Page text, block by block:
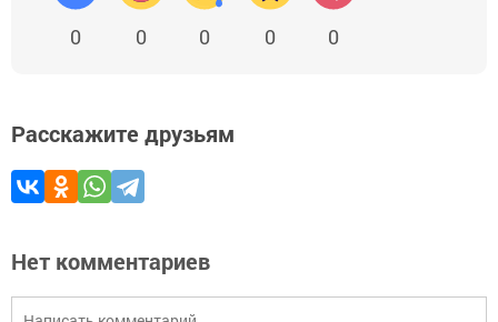
0 0 0 0 0
Расскажите друзьям
Нет комментариев